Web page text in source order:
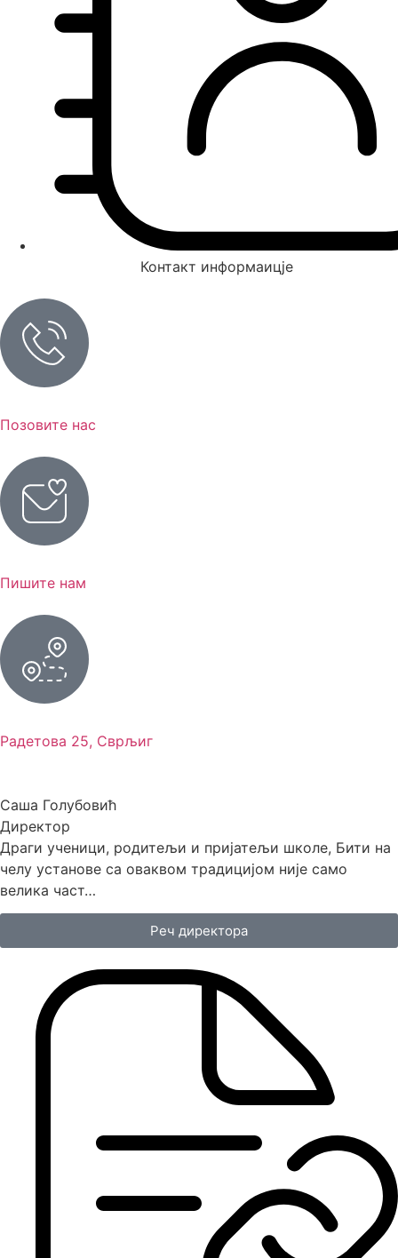
Контакт информаицје
Позовите нас
Пишите нам
Радетова 25, Сврљиг
Саша Голубовић
Директор
Драги ученици, родитељи и пријатељи школе, Бити на
челу установе са оваквом традицијом није само
велика част…
Реч директора